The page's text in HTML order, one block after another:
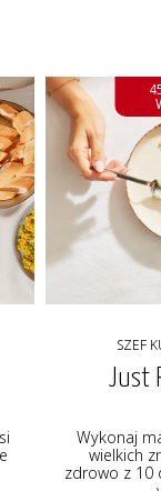
SZEF
Just
Wykonaj
wielkich
zdrowo z 10